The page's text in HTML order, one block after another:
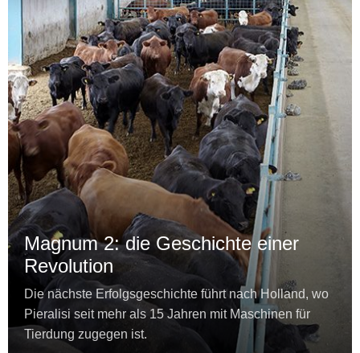
Magnum 2: die Geschichte einer
Revolution
Die nächste Erfolgsgeschichte führt nach Holland, wo
Pieralisi seit mehr als 15 Jahren mit Maschinen für
Tierdung zugegen ist.